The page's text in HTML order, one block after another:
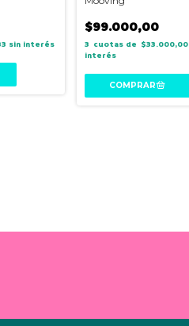
sin interés
$99.000,00
3 $33.000,00
interés